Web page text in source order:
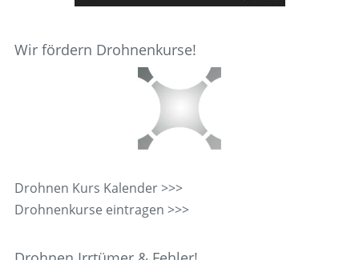
Wir fördern Drohnenkurse!
Drohnen Kurs Kalender >>>
Drohnenkurse eintragen >>>